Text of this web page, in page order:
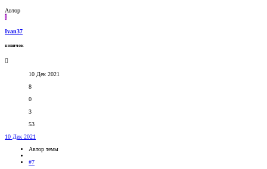
Автор
I
Ivan37
новичок
10 Дек 2021
8
0
3
53
10 Дек 2021
Автор темы
#7